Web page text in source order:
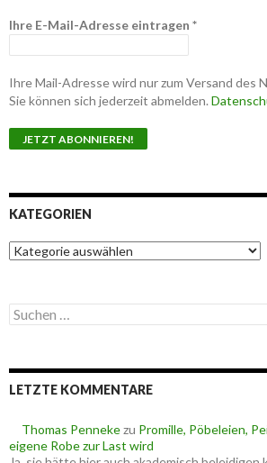
Ihre E-Mail-Adresse eintragen *
Ihre Mail-Adresse wird nur zum Versand des
Sie können sich jederzeit abmelden.
KATEGORIEN
K
a
g
o
n
S
u
e
n
c
h
LETZTE KOMMENTARE
Thomas Pennekezu Promille, Pöbeleien,
eigene Robe zur Last wird